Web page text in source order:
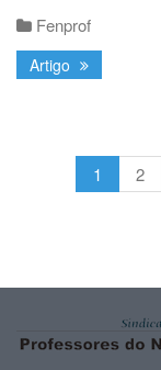
Fenprof
Artigo
1 2